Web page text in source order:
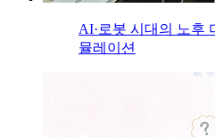
AI·로봇 시대의 노후
뮬레이션